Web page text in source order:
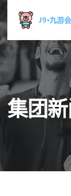
集团